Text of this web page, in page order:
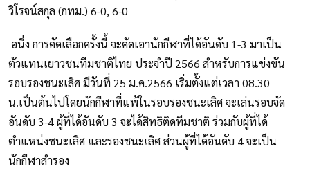
วิโรจน์สกุล (กทม.) 6-0, 6-0
อนึ่ง การคัดเลือกครั้งนี้ จะคัดเอานักกีฬาที่ได้อันดับ 1-3 มาเป็น
ตัวแทนเยาวชนทีมชาติไทย ประจำปี 2566 สำหรับการแข่งขัน
รอบรองชนะเลิศ มีวันที่ 25 ม.ค.2566 เริ่มตั้งแต่เวลา 08.30
น.เป็นต้นไปโดยนักกีฬาที่แพ้ในรอบรองชนะเลิศ จะเล่นรอบจัด
อันดับ 3-4 ผู้ที่ได้อันดับ 3 จะได้สิทธิติดทีมชาติ ร่วมกับผู้ที่ได้
ตำแหน่งชนะเลิศ และรองชนะเลิศ ส่วนผู้ที่ได้อันดับ 4 จะเป็น
นักกีฬาสำรอง